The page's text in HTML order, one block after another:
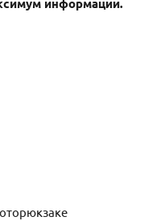
информации.